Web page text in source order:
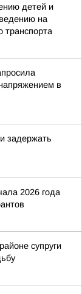
детей и
на
транспорта
в
задержать
2026 года
супруги